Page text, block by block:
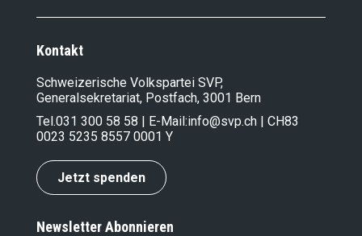
Kontakt
Schweizerische Volkspartei SVP,
Generalsekretariat, Postfach, 3001 Bern
Tel.031 300 58 58 | E-Mail:info@svp.ch | CH83
0023 5235 8557 0001 Y
Jetzt spenden
Newsletter Abonnieren